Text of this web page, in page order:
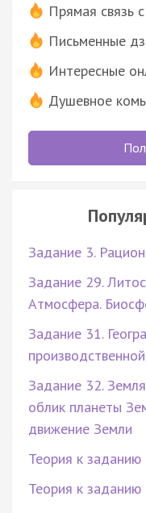
Прямая связь
Письменные
Интересные
Душевное
Задание 3.
Задание 29.
Атмосфера.
Задание 31.
Задание 32.
облик планеты
движение Земли
Теория к заданию
Теория к заданию